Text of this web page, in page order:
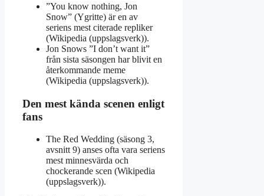
”You know nothing, Jon
Snow” (Ygritte) är en av
seriens mest citerade repliker
(Wikipedia (uppslagsverk)).
Jon Snows ”I don’t want it”
från sista säsongen har blivit en
återkommande meme
(Wikipedia (uppslagsverk)).
Den mest kända scenen enligt
fans
The Red Wedding (säsong 3,
avsnitt 9) anses ofta vara seriens
mest minnesvärda och
chockerande scen (Wikipedia
(uppslagsverk)).